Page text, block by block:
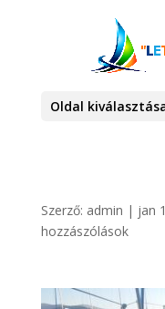
Oldal
Szerző: admin | jan
hozzászólások